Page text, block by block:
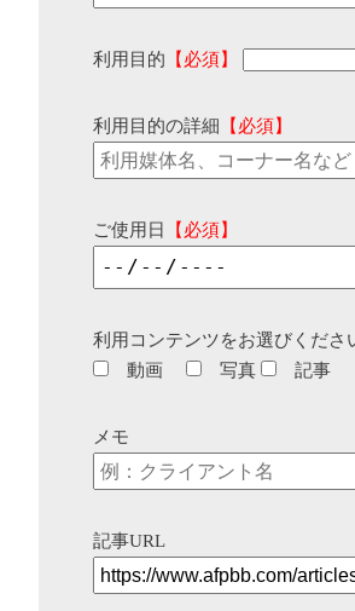
利用目的 【必須】
利用目的の詳細 【必須】
ご使用日 【必須】
利用コンテンツをお選びくださ
動画
写真 記事
メモ
記事URL